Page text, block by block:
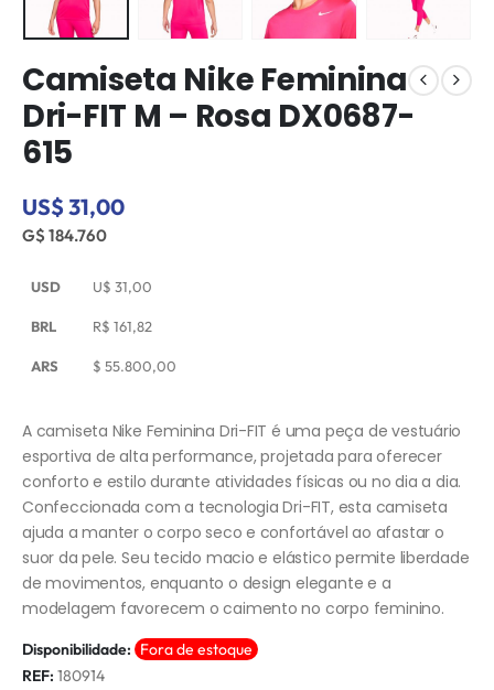
Camiseta Nike Feminina
Dri-FIT M – Rosa DX0687-
615
US$ 31,00
G$ 184.760
USD U$ 31,00
BRL R$ 161,82
ARS $ 55.800,00
A camiseta Nike Feminina Dri-FIT é uma peça de vestuário
esportiva de alta performance, projetada para oferecer
conforto e estilo durante atividades físicas ou no dia a dia.
Confeccionada com a tecnologia Dri-FIT, esta camiseta
ajuda a manter o corpo seco e confortável ao afastar o
suor da pele. Seu tecido macio e elástico permite liberdade
de movimentos, enquanto o design elegante e a
modelagem favorecem o caimento no corpo feminino.
Disponibilidade: Fora de estoque
REF: 180914